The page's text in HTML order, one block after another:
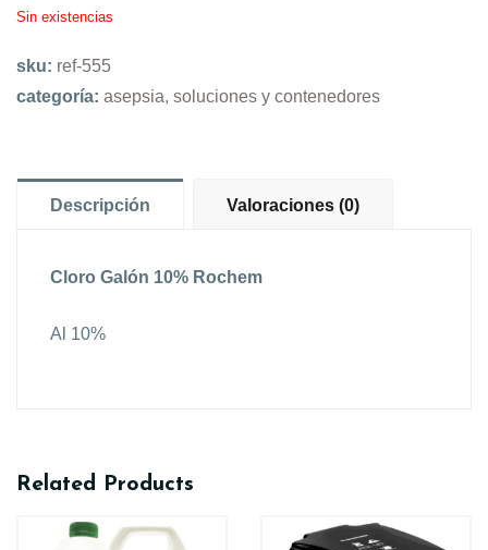
Sin existencias
sku: ref-555
categoría: asepsia, soluciones y contenedores
Descripción Valoraciones (0)
Cloro Galón 10% Rochem
Al 10%
Related Products